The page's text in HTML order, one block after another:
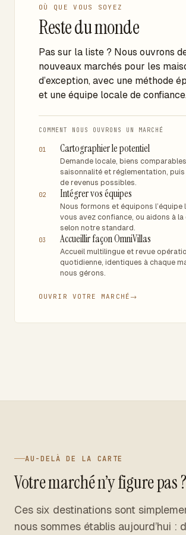
protégeons les dates de pointe par une
basse saison rentable toute l’année.
et en anglais, et de vraies
les dates de pointe en particulier, la
en réservation confirmée et à forte valeur.
OÙ QUE VOUS SOYEZ
Reste du monde
Pas sur la liste ? Nous ouvrons
nouveaux marchés pour les
d’exception, avec une méthode
et une équipe locale de
COMMENT NOUS OUVRONS UN MARCHÉ
01 Cartographier le potentiel
Demande locale, biens
saisonnalité et réglementation,
de revenus possibles.
02 Intégrer vos équipes
Nous formons et équipons l’équipe
vous avez confiance, ou aidons à
selon notre standard.
03 Accueillir façon OmniVillas
Accueil multilingue et revue
quotidienne, identiques à chaque
nous gérons.
OUVRIR VOTRE MARCHÉ →
AU-DELÀ DE LA CARTE
Votre marché n’y figure pas ?
Ces six destinations sont
nous sommes établis aujourd’hui :